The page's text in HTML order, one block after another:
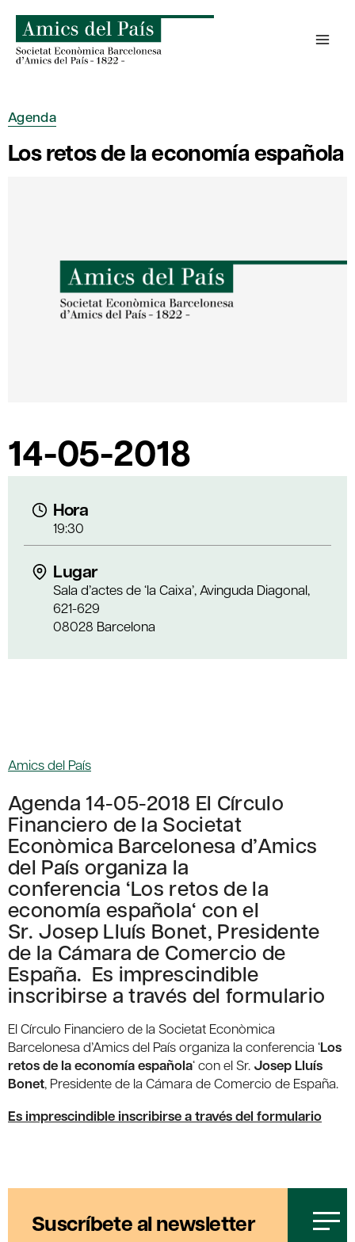
contenido
Agenda
Los retos de la economía española
14-05-2018
Hora
19:30
Lugar
Sala d’actes de ‘la Caixa’, Avinguda Diagonal,
621-629
08028 Barcelona
Amics del País
Agenda 14-05-2018 El Círculo
Financiero de la Societat
Econòmica Barcelonesa d’Amics
del País organiza la
conferencia ‘Los retos de la
economía española‘ con el
Sr. Josep Lluís Bonet, Presidente
de la Cámara de Comercio de
España. Es imprescindible
inscribirse a través del formulario
El Círculo Financiero de la Societat Econòmica
Barcelonesa d’Amics del País organiza la conferencia ‘Los
retos de la economía española‘ con el Sr. Josep Lluís
Bonet, Presidente de la Cámara de Comercio de España.
Es imprescindible inscribirse a través del formulario
Suscríbete al newsletter